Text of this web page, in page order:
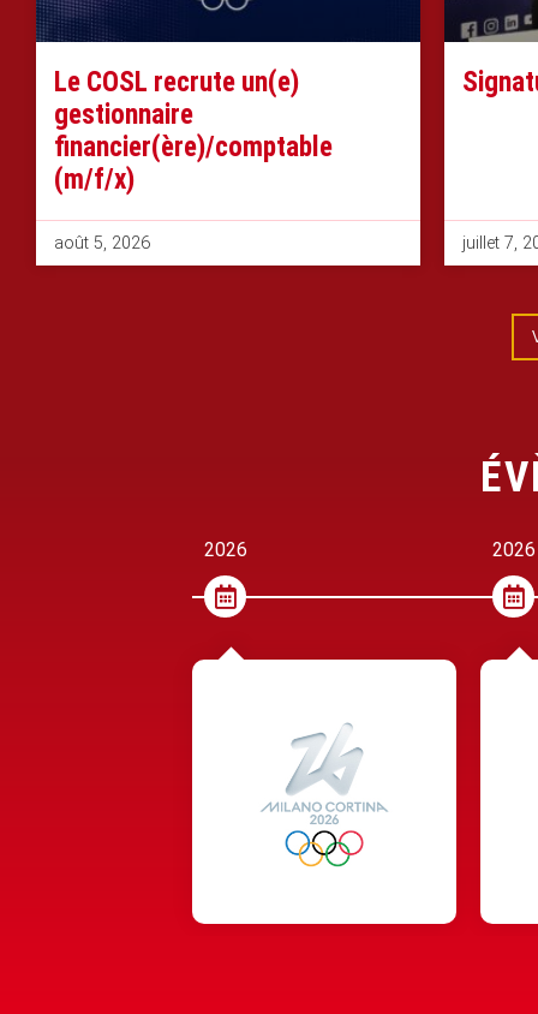
Le COSL recrute un(e)
gestionnaire
financier(ère)/comptable
(m/f/x)
août 5, 2026 juillet 7,
2026 2026